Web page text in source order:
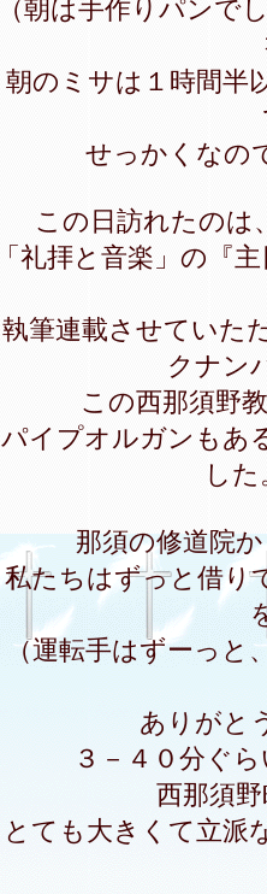
（朝は手作りパンで
朝のミサは１時間半
せっかくなの
この日訪れたのは
「礼拝と音楽」の『
執筆連載させていた
クナン
この西那須野
パイプオルガンもあ
し
那須の修道院
私たちはずっと借り
（運転手はずーっと
ありがと
３－４０分ぐ
西那須
とても大きくて立派